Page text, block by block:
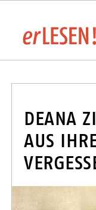
SAARLAND
DEANA
US